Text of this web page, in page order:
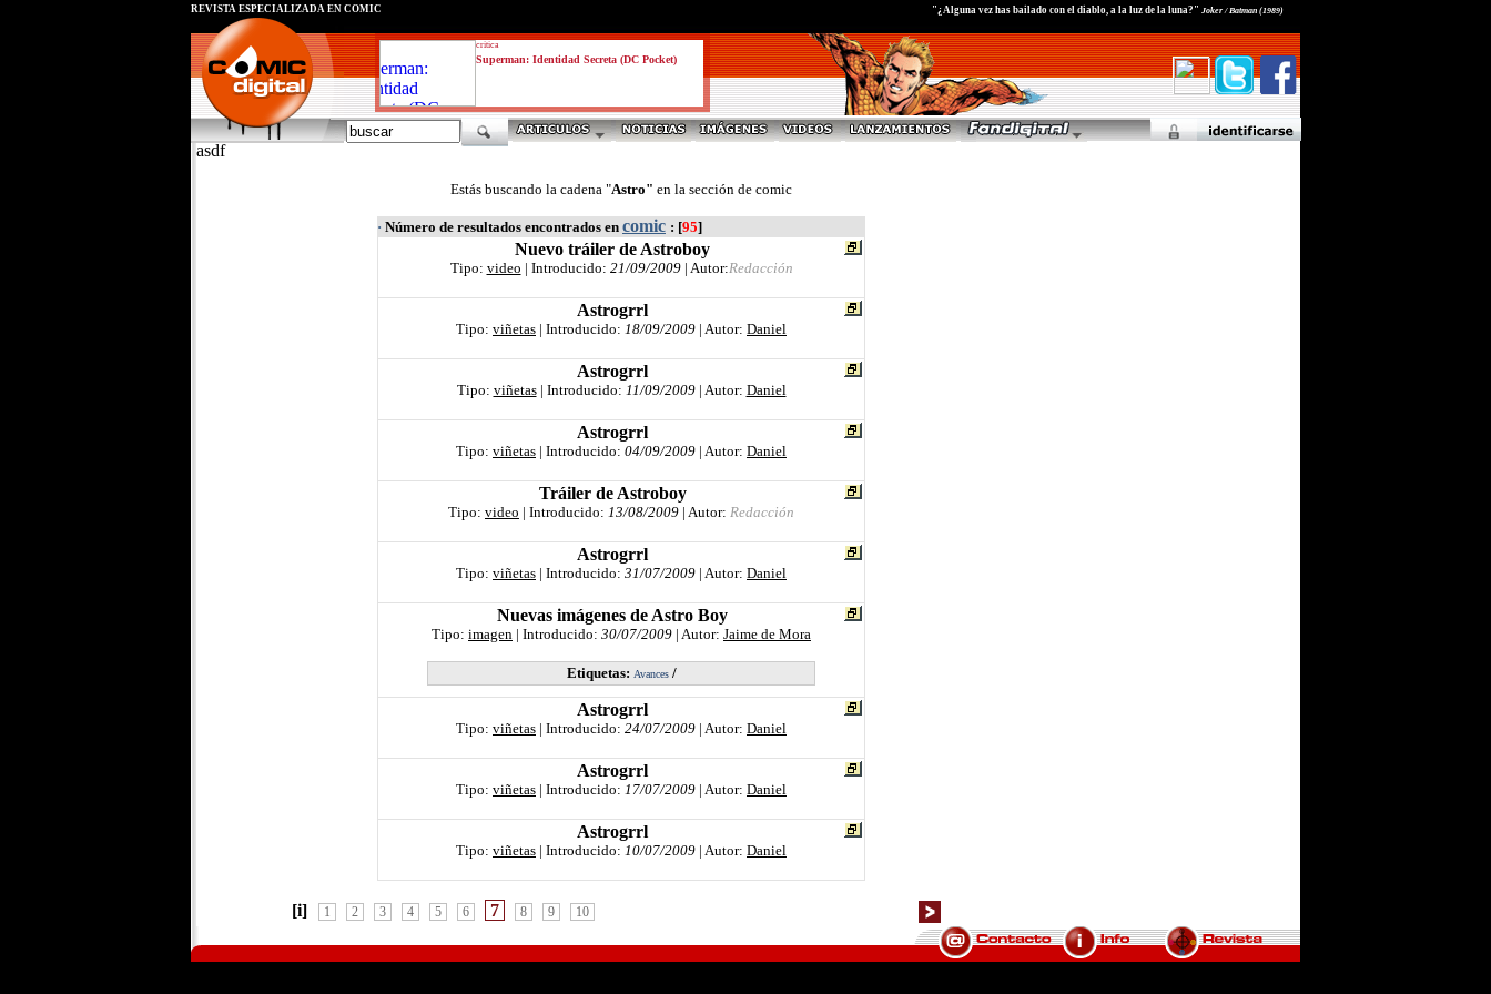
critica
Superman: Identidad Secreta (DC Pocket)
REVISTA ESPECIALIZADA EN CÓMIC "¿Alguna vez has bailado con el diablo, a la luz de la luna?" Joker / Batman (1989)
asdf
Estás buscando la cadena "Astro" en la sección de comic
· Número de resultados encontrados en comic : [95]
Nuevo tráiler de Astroboy
Tipo: video | Introducido: 21/09/2009| Autor:Redacción
Astrogrrl
Tipo: viñetas | Introducido: 18/09/2009 | Autor: Daniel
Astrogrrl
Tipo: viñetas| Introducido: 11/09/2009| Autor: Daniel
Astrogrrl
Tipo: viñetas | Introducido: 04/09/2009 | Autor: Daniel
Tráiler de Astroboy
Tipo: video | Introducido: 13/08/2009 | Autor: Redacción
Astrogrrl
Tipo: viñetas | Introducido: 31/07/2009 | Autor: Daniel
Nuevas imágenes de Astro Boy
Tipo: imagen | Introducido: 30/07/2009 | Autor: Jaime de Mora
Etiquetas: Avances/
Astrogrrl
Tipo: viñetas | Introducido: 24/07/2009 | Autor: Daniel
Astrogrrl
Tipo: viñetas | Introducido: 17/07/2009 | Autor: Daniel
Astrogrrl
Tipo: viñetas | Introducido: 10/07/2009 | Autor: Daniel
[i] 1 2 3 4 5 6 7 8 9 10